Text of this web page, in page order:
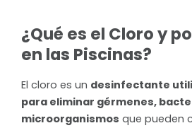
¿Qué es el Cloro y
en las Piscinas?
El cloro es un desinfectante
para eliminar gérmenes,
microorganismos que pueden